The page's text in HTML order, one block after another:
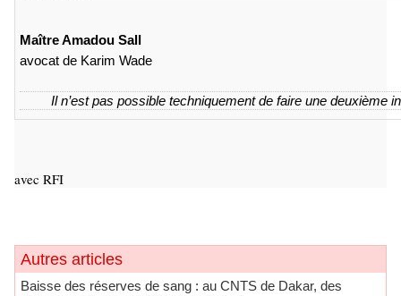
Maître Amadou Sall
avocat de Karim Wade
Il n’est pas possible techniquement de faire une deuxième
avec RFI
Autres articles
Baisse des réserves de sang : au CNTS de Dakar, des